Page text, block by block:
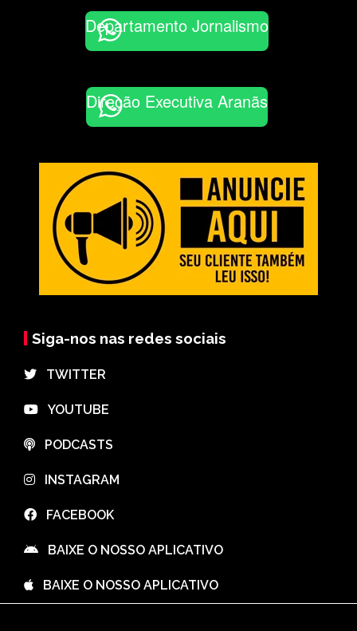
Departamento Jornalismo
Direção Executiva Aranãs
Siga-nos nas redes sociais
⠀TWITTER
⠀YOUTUBE
⠀PODCASTS
⠀INSTAGRAM
⠀FACEBOOK
⠀BAIXE O NOSSO APLICATIVO
⠀BAIXE O NOSSO APLICATIVO